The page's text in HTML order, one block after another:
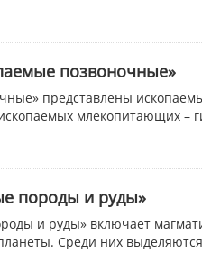
позвоночные»
представлены
млекопитающих –
породы и руды»
и руды» включает
Среди них